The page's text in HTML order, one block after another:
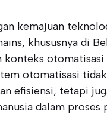
kemajuan
khususnya di
konteks otomatisasi
otomatisasi
efisiensi, tetapi
dalam proses